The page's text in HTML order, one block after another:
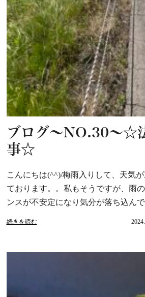
ブログ～NO.30～☆
事☆
こんにちは(^^)/梅雨入りして、天気
ております。。私もそうですが、雨
ンスが不安定になり気分が落ち込ん
続きを読む